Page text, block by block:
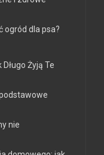
ogród dla psa?
Żyją Te
nie